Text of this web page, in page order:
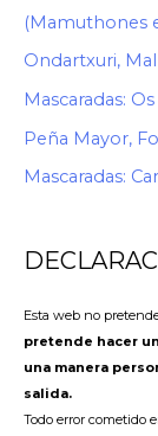
(Mamuthones
Ondartxuri,
Mascaradas:
Peña Mayor,
Mascaradas:
Esta web no
pretende hacer
una manera
salida.
Todo error cometido